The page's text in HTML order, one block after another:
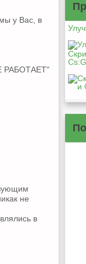
у Вас, в
РАБОТАЕТ"
не
в